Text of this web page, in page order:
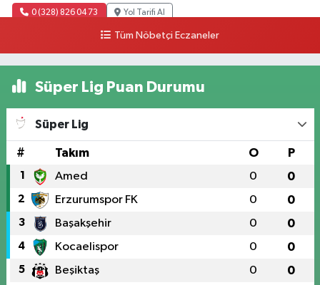
0 (328) 826 04 73 Yol Tarifi Al
Tüm Nöbetçi Eczaneler
Süper Lig Puan Durumu
Süper Lig
# Takım O P
1 Amed 0 0
2 Erzurumspor FK 0 0
3 Başakşehir 0 0
4 Kocaelispor 0 0
5 Beşiktaş 0 0